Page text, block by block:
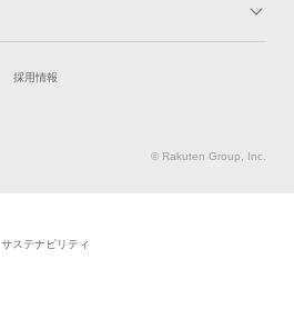
キャンペーン一覧
新車購入
自動車保険
採用情報
© Rakuten Group, Inc.
サステナビリティ